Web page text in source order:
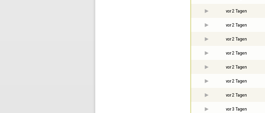
vor 2 Tagen
vor 2 Tagen
vor 2 Tagen
vor 2 Tagen
vor 2 Tagen
vor 2 Tagen
vor 2 Tagen
vor 3 Tagen